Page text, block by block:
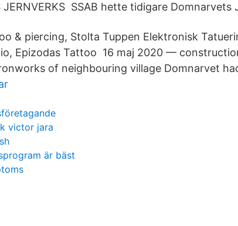
JERNVERKS SSAB hette tidigare Domnarvets
& piercing, Stolta Tuppen Elektronisk
Epizodas Tattoo 16 maj 2020 —
of neighbouring village Domnarvet
victor jara
är bäst